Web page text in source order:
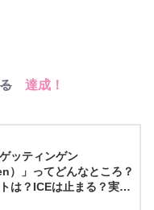
達成！
ッティンゲン
）」ってどんなところ？
は？ICEは止まる？実際